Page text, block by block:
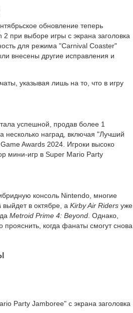
обновление теперь
при выборе игры с экрана заголовка
для режима "Carnival Coaster"
внесены другие исправления и
указывая лишь на то, что в игру
успешной, продав более 1
наград, включая "Лучший
Awards 2024. Игроки высоко
мини-игр в Super Mario Party
консоль Nintendo, многие
выйдет в октябре, а Kirby Air Riders уже
Metroid Prime 4: Beyond. Однако,
когда фанаты смогут снова
Party Jamboree" с экрана заголовка